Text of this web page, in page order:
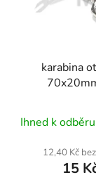
karabina
Ihned k odběru
12,40 Kč
15